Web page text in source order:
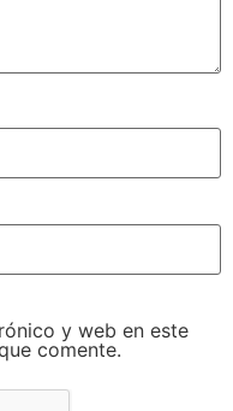
y web en este
comente.